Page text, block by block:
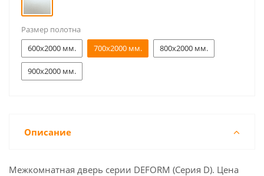
Размер полотна
600x2000 мм.
700x2000 мм. 800x2000 мм.
900x2000 мм.
Описание
Межкомнатная дверь серии DEFORM (Серия D). Цена